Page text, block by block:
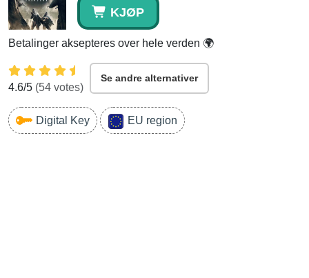
KJØP
Betalinger aksepteres over hele verden 🌍
4.6/5 (54 votes)
Se andre alternativer
Digital Key EU region